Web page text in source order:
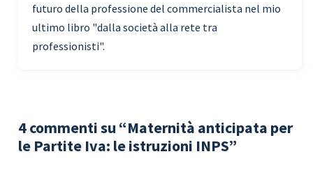
futuro della professione del commercialista nel mio
ultimo libro "dalla società alla rete tra
professionisti".
4 commenti su “Maternità anticipata per
le Partite Iva: le istruzioni INPS”